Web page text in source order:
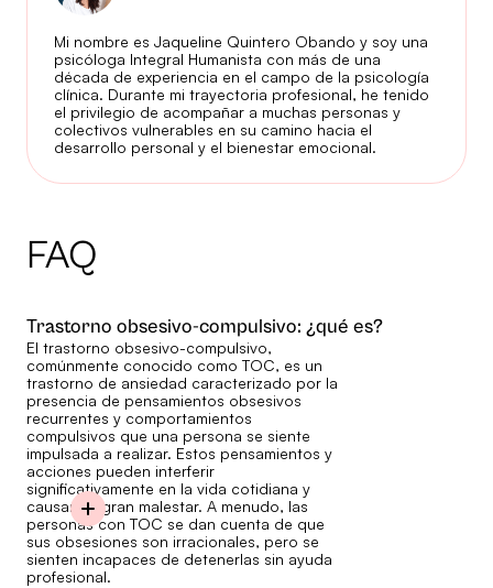
Mi nombre es Jaqueline Quintero Obando y soy una
psicóloga Integral Humanista con más de una
década de experiencia en el campo de la psicología
clínica. Durante mi trayectoria profesional, he tenido
el privilegio de acompañar a muchas personas y
colectivos vulnerables en su camino hacia el
desarrollo personal y el bienestar emocional.
FAQ
Trastorno obsesivo-compulsivo: ¿qué es?
El trastorno obsesivo-compulsivo,
comúnmente conocido como TOC, es un
trastorno de ansiedad caracterizado por la
presencia de pensamientos obsesivos
recurrentes y comportamientos
compulsivos que una persona se siente
impulsada a realizar. Estos pensamientos y
acciones pueden interferir
significativamente en la vida cotidiana y
causar un gran malestar. A menudo, las
personas con TOC se dan cuenta de que
sus obsesiones son irracionales, pero se
sienten incapaces de detenerlas sin ayuda
profesional.